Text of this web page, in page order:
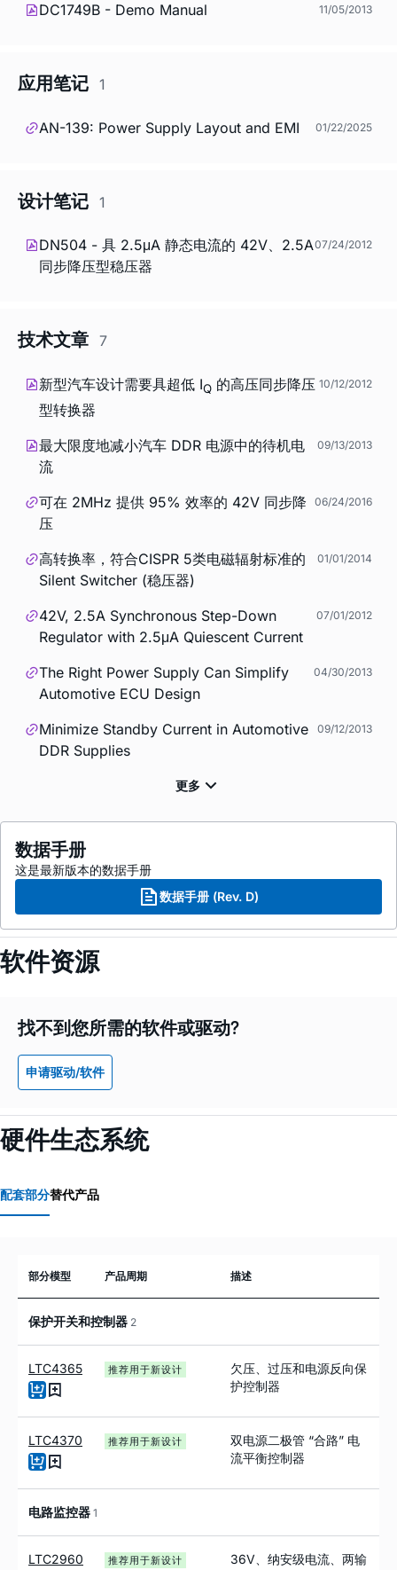
DC1749B - Demo Manual 11/05/2013
应用笔记 1
AN-139: Power Supply Layout and EMI 01/22/2025
设计笔记 1
DN504 - 具 2.5μA 静态电流的 42V、2.5A
同步降压型稳压器
07/24/2012
技术文章 7
新型汽车设计需要具超低 IQ 的高压同步降压
型转换器
10/12/2012
最大限度地减小汽车 DDR 电源中的待机电
流
09/13/2013
可在 2MHz 提供 95% 效率的 42V 同步降
压
06/24/2016
高转换率，符合CISPR 5类电磁辐射标准的
Silent Switcher (稳压器)
01/01/2014
42V, 2.5A Synchronous Step-Down
Regulator with 2.5μA Quiescent Current
07/01/2012
The Right Power Supply Can Simplify
Automotive ECU Design
04/30/2013
Minimize Standby Current in Automotive
DDR Supplies
09/12/2013
数据手册
这是最新版本的数据手册
数据手册 (Rev. D)
软件资源
找不到您所需的软件或驱动?
申请驱动/软件
硬件生态系统
配套部分替代产品
部分模型 产品周期 描述
保护开关和控制器 2
LTC4365 推荐用于新设计
欠压、过压和电源反向保
护控制器
LTC4370 推荐用于新设计
双电源二极管 “合路” 电
流平衡控制器
电路监控器 1
LTC2960 推荐用于新设计
36V、纳安级电流、两输